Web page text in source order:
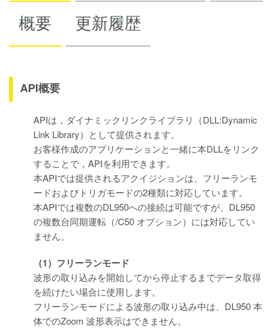
概要 更新履歴
API概要
APIは，ダイナミックリンクライブラリ（DLL:Dynamic
Link Library）として提供されます。
お客様作成のアプリケーションと一緒に本DLLをリンク
することで，APIを利用できます。
本APIでは提供されるアクイジションは、フリーランモ
ードおよびトリガモードの2種類に対応しています。
本APIでは複数のDL950への接続は可能ですが、DL950
の複数台同期運転（/C50 オプション）には対応してい
ません。
（1）フリーランモード
波形の取り込みを開始してから停止するまでデータ取得
を続けたい場合に使用します。
フリーランモードによる波形の取り込み中は、DL950 本
体でのZoom 波形表示はできません。